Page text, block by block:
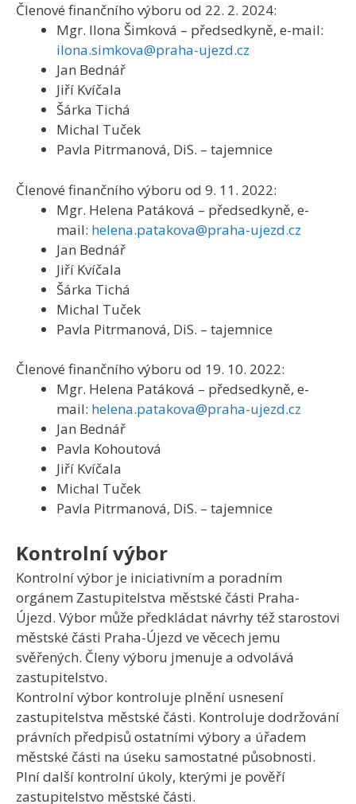
Členové finančního výboru od 22. 2. 2024:
Mgr. Ilona Šimková – předsedkyně, e-mail:
ilona.simkova@praha-ujezd.cz
Jan Bednář
Jiří Kvíčala
Šárka Tichá
Michal Tuček
Pavla Pitrmanová, DiS. – tajemnice
Členové finančního výboru od 9. 11. 2022:
Mgr. Helena Patáková – předsedkyně, e-
mail: helena.patakova@praha-ujezd.cz
Jan Bednář
Jiří Kvíčala
Šárka Tichá
Michal Tuček
Pavla Pitrmanová, DiS. – tajemnice
Členové finančního výboru od 19. 10. 2022:
Mgr. Helena Patáková – předsedkyně, e-
mail: helena.patakova@praha-ujezd.cz
Jan Bednář
Pavla Kohoutová
Jiří Kvíčala
Michal Tuček
Pavla Pitrmanová, DiS. – tajemnice
Kontrolní výbor
Kontrolní výbor je iniciativním a poradním
orgánem Zastupitelstva městské části Praha-
Újezd. Výbor může předkládat návrhy též starostovi
městské části Praha-Újezd ve věcech jemu
svěřených. Členy výboru jmenuje a odvolává
zastupitelstvo.
Kontrolní výbor kontroluje plnění usnesení
zastupitelstva městské části. Kontroluje dodržování
právních předpisů ostatními výbory a úřadem
městské části na úseku samostatné působnosti.
Plní další kontrolní úkoly, kterými je pověří
zastupitelstvo městské části.